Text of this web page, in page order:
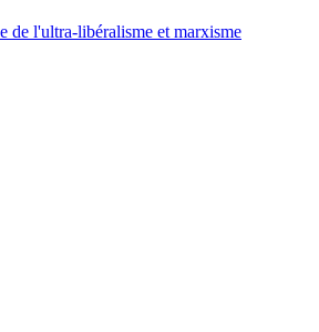
de l'ultra-libéralisme et marxisme